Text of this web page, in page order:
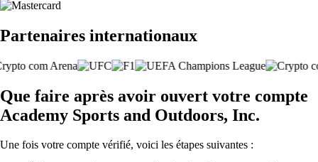
Partenaires internationaux
Que faire après avoir ouvert votre compte
Academy Sports and Outdoors, Inc.
Une fois votre compte vérifié, voici les étapes suivantes :